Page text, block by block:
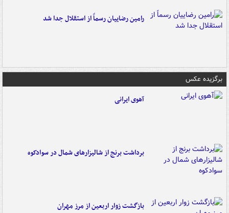
رامین رضاییان رسماً از استقلال جدا شد
برگزیده عکس
آهوی ایرانی
برداشت برنج از شالیزارهای شمال در سوادکوه
بازگشت زوار اربعین از مرز مهران